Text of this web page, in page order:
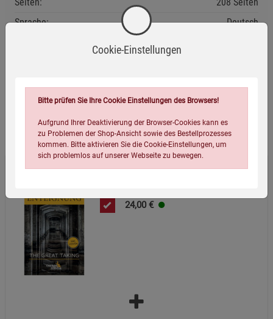
Sprache:
Deutsch
Wird oft zusammen bestellt:
24,00 €
Cookie-Einstellungen
Bitte prüfen Sie Ihre Cookie Einstellungen des Browsers!
Aufgrund Ihrer Deaktivierung der Browser-Cookies kann es
zu Problemen der Shop-Ansicht sowie des Bestellprozesses
kommen. Bitte aktivieren Sie die Cookie-Einstellungen, um
sich problemlos auf unserer Webseite zu bewegen.
Einstellungen speichern für die Gruppe
Einstellungen speichern für die Gruppe
Einwilligung nicht erteilen